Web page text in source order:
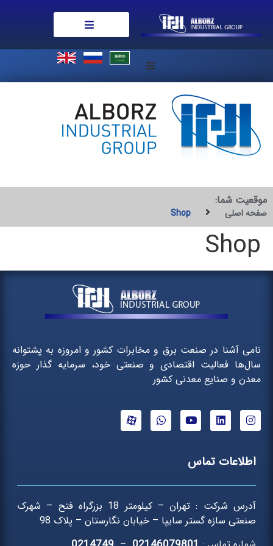
امور مشتریان
تازه ها
همکاری با ما
تماس با ما
موقعیت شما:
صفحه اصلی Shop
Shop
نامی آشنا در صنعت برق و مخابرات کشور و امروزه به پشتوانه
سال‌ها فعالیت اقتصادی و صنعتی خود، سرمایه گذار حوزه
معدن و صنایع معدنی کشور
اطلاعات تماس
آدرس شرکت : تهران – کیلومتر 18 بزرگراه فتح – شهرک
صنعتی سازه گستر سایپا – خیابان نگارستان – پلاک 98